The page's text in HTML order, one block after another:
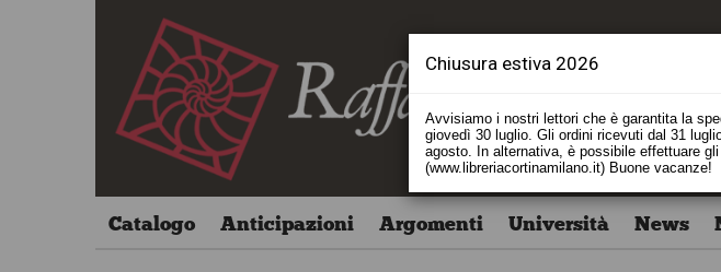
Catalogo Anticipazioni Argomenti Università News
Chiusura estiva 2026
Avvisiamo i nostri lettori che è garantita la
giovedì 30 luglio. Gli ordini ricevuti dal 31
agosto. In alternativa, è possibile effettuare
(www.libreriacortinamilano.it) Buone vacanze!